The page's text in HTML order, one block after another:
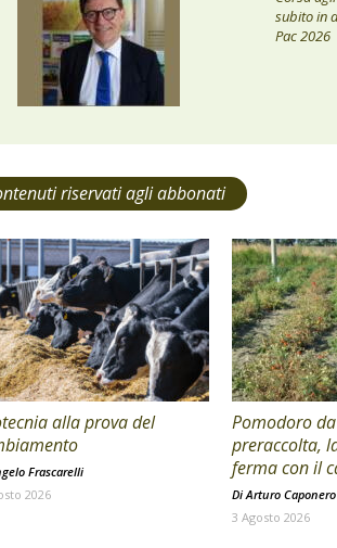
subito in
Pac 2026
riservati agli abbonati
alla prova del
Frascarelli
2026
Pomodoro
preraccolta,
ferma con il
Di Arturo Caponero
3 Agosto 2026